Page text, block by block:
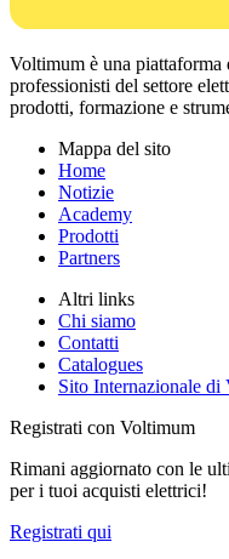
Voltimum è una
professionisti del settore
prodotti, formazione e
Mappa del sito
Home
Notizie
Academy
Prodotti
Partners
Altri links
Chi siamo
Contatti
Catalogues
Sito Internazionale di
Registrati con Voltimum
Rimani aggiornato con le
per i tuoi acquisti elettrici!
Registrati qui